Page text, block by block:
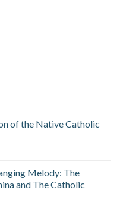
of the Native Catholic
Melody: The
and The Catholic